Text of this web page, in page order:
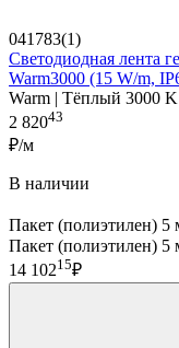
041783(1)
Светодиодная лента
Warm3000 (15 W/m,
Warm | Тёплый 3000 K
2 82043
₽/м
В наличии
Пакет (полиэтилен)
Пакет (полиэтилен) 5
14 10215₽